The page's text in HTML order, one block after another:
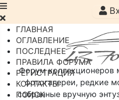
Форум коллекционеров
фотогалереи, редкие
собранные вручную
ГЛАВНАЯ
ОГЛАВЛЕНИЕ
ПОСЛЕДНЕЕ
ПРАВИЛА ФОРУМА
РЕГИСТРАЦИЯ
КОНТАКТЫ
ПОИСК